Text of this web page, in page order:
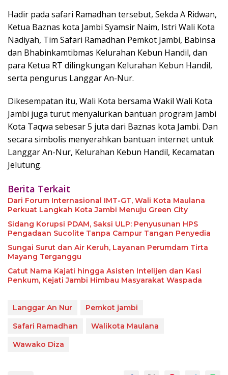
Hadir pada safari Ramadhan tersebut, Sekda A Ridwan,
Ketua Baznas kota Jambi Syamsir Naim, Istri Wali Kota
Nadiyah, Tim Safari Ramadhan Pemkot Jambi, Babinsa
dan Bhabinkamtibmas Kelurahan Kebun Handil, dan
para Ketua RT dilingkungan Kelurahan Kebun Handil,
serta pengurus Langgar An-Nur.
Dikesempatan itu, Wali Kota bersama Wakil Wali Kota
Jambi juga turut menyalurkan bantuan program Jambi
Kota Taqwa sebesar 5 juta dari Baznas kota Jambi. Dan
secara simbolis menyerahkan bantuan internet untuk
Langgar An-Nur, Kelurahan Kebun Handil, Kecamatan
Jelutung.
Berita Terkait
Dari Forum Internasional IMT-GT, Wali Kota Maulana
Perkuat Langkah Kota Jambi Menuju Green City
Sidang Korupsi PDAM, Saksi ULP: Penyusunan HPS
Pengadaan Sucolite Tanpa Campur Tangan Penyedia
Sungai Surut dan Air Keruh, Layanan Perumdam Tirta
Mayang Terganggu
Catut Nama Kajati hingga Asisten Intelijen dan Kasi
Penkum, Kejati Jambi Himbau Masyarakat Waspada
Langgar An Nur
Pemkot jambi
Safari Ramadhan
Walikota Maulana
Wawako Diza